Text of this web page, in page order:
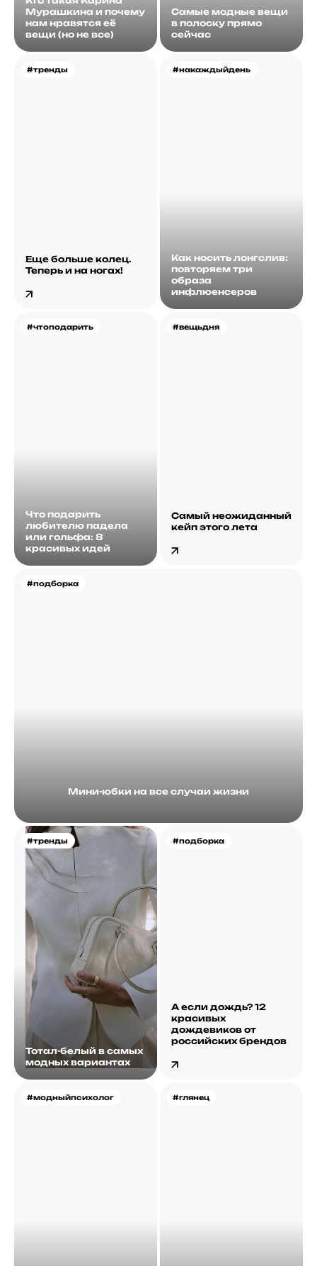
Мурашкина и почему
нам нравятся её
вещи (но не все)
Самые модные вещи
в полоску прямо
сейчас
#тренды
Еще больше колец.
Теперь и на ногах!
#накаждыйдень
Как носить лонгслив:
повторяем три
образа
инфлюенсеров
#чтоподарить
Что подарить
любителю падела
или гольфа: 8
красивых идей
#подборка
Мини-юбки на все случаи жизни
#вещьдня
Самый неожиданный
кейп этого лета
#тренды
Тотал-белый в самых
модных вариантах
#подборка
А если дождь? 12
красивых
дождевиков от
российских брендов
#модныйпсихолог #глянец